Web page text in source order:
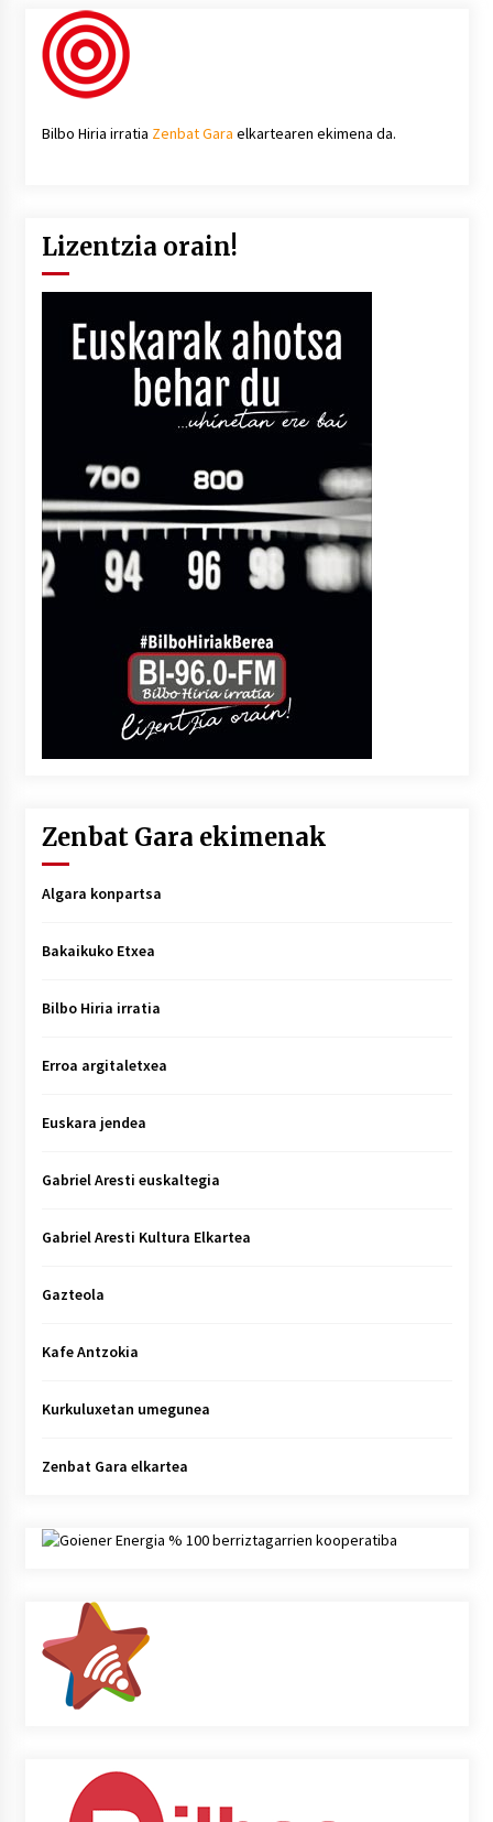
Bilbo Hiria irratia Zenbat Gara elkartearen ekimena da.
Lizentzia orain!
Zenbat Gara ekimenak
Algara konpartsa
Bakaikuko Etxea
Bilbo Hiria irratia
Erroa argitaletxea
Euskara jendea
Gabriel Aresti euskaltegia
Gabriel Aresti Kultura Elkartea
Gazteola
Kafe Antzokia
Kurkuluxetan umegunea
Zenbat Gara elkartea